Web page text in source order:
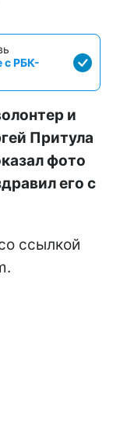
с РБК-
и
Притула
фото
его с
ссылкой